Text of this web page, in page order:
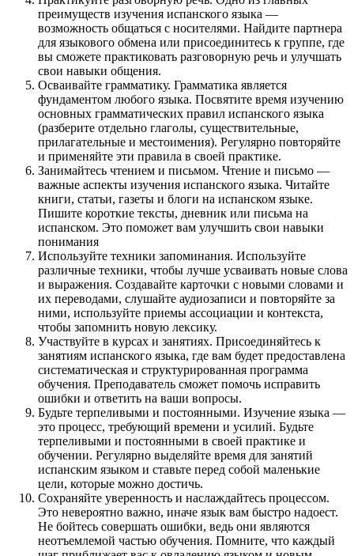
преимуществ изучения испанского языка —
возможность общаться с носителями. Найдите партнера
для языкового обмена или присоединитесь к группе, где
вы сможете практиковать разговорную речь и улучшать
свои навыки общения.
Осваивайте грамматику. Грамматика является
фундаментом любого языка. Посвятите время изучению
основных грамматических правил испанского языка
(разберите отдельно глаголы, существительные,
прилагательные и местоимения). Регулярно повторяйте
и применяйте эти правила в своей практике.
Занимайтесь чтением и письмом. Чтение и письмо —
важные аспекты изучения испанского языка. Читайте
книги, статьи, газеты и блоги на испанском языке.
Пишите короткие тексты, дневник или письма на
испанском. Это поможет вам улучшить свои навыки
понимания
Используйте техники запоминания. Используйте
различные техники, чтобы лучше усваивать новые слова
и выражения. Создавайте карточки с новыми словами и
их переводами, слушайте аудиозаписи и повторяйте за
ними, используйте приемы ассоциации и контекста,
чтобы запомнить новую лексику.
Участвуйте в курсах и занятиях. Присоединяйтесь к
занятиям испанского языка, где вам будет предоставлена
систематическая и структурированная программа
обучения. Преподаватель сможет помочь исправить
ошибки и ответить на ваши вопросы.
Будьте терпеливыми и постоянными. Изучение языка —
это процесс, требующий времени и усилий. Будьте
терпеливыми и постоянными в своей практике и
обучении. Регулярно выделяйте время для занятий
испанским языком и ставьте перед собой маленькие
цели, которые можно достичь.
Сохраняйте уверенность и наслаждайтесь процессом.
Это невероятно важно, иначе язык вам быстро надоест.
Не бойтесь совершать ошибки, ведь они являются
неотъемлемой частью обучения. Помните, что каждый